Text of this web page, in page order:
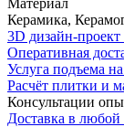
Керамика,
3D дизайн-проект
Оперативная
Услуга подъема
Расчёт плитки и
Консультации
Доставка в любой